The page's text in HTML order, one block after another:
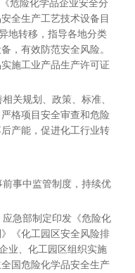
危险化学品企业安全分
全生产工艺技术设备目
地转移，指导各地分类
，有效防范安全风险。
施工业产品生产许可证
关规划、政策、标准、
格项目安全审查和危险
产能，促进化工行业转
事中监管制度，持续优
急部制定印发《危险化
《化工园区安全风险排
业、化工园区组织实施
国危险化学品安全生产